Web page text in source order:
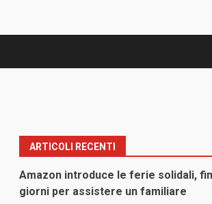
ARTICOLI RECENTI
Amazon introduce le ferie solidali,
giorni per assistere un familiare